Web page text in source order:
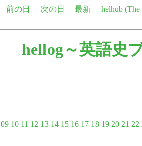
前の日 次の日 最新
helhub
hellog～英語史
09 10 11 12 13 14 15 16 17 18 19 20 21 22